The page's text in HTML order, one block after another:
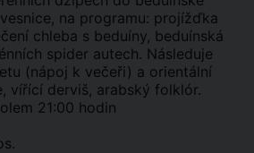
na programu: projížďka
chleba s beduíny, beduínská
spider autech. Následuje
(nápoj k večeři) a orientální
vířící derviš, arabský folklór.
21:00 hodin